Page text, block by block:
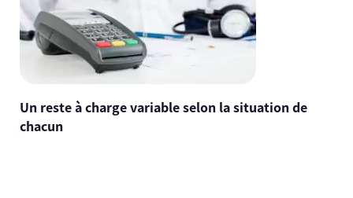
Un reste à charge variable selon la situation de
chacun